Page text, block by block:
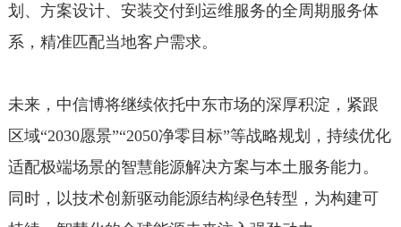
划、方案设计、安装交付到运维服务的全周期服务体
系，精准匹配当地客户需求。
未来，中信博将继续依托中东市场的深厚积淀，紧跟
区域“2030愿景”“2050净零目标”等战略规划，持续优化
适配极端场景的智慧能源解决方案与本土服务能力。
同时，以技术创新驱动能源结构绿色转型，为构建可